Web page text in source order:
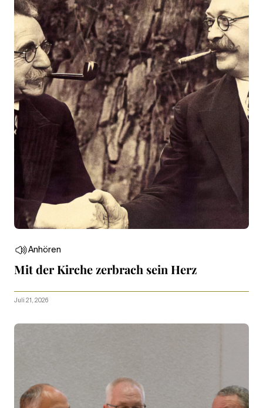
Anhören
Mit der Kirche zerbrach sein Herz
Juli 21, 2026